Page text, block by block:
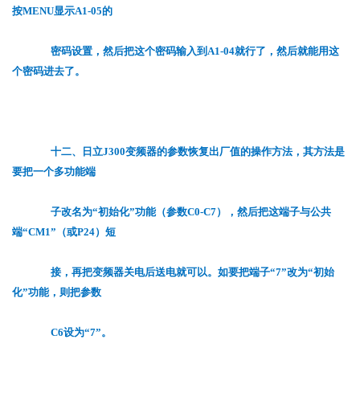
按MENU显示A1-05的
密码设置，然后把这个密码输入到A1-04就行了，然后就能用这
个密码进去了。
十二、日立J300变频器的参数恢复出厂值的操作方法，其方法是
要把一个多功能端
子改名为“初始化”功能（参数C0-C7），然后把这端子与公共
端“CM1”（或P24）短
接，再把变频器关电后送电就可以。如要把端子“7”改为“初始
化”功能，则把参数
C6设为“7”。